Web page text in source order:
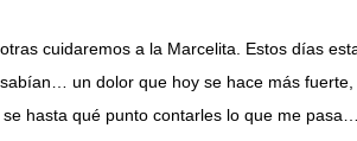
cuidaremos a la Marcelita. Estos días
un dolor que hoy se hace más
hasta qué punto contarles lo que me